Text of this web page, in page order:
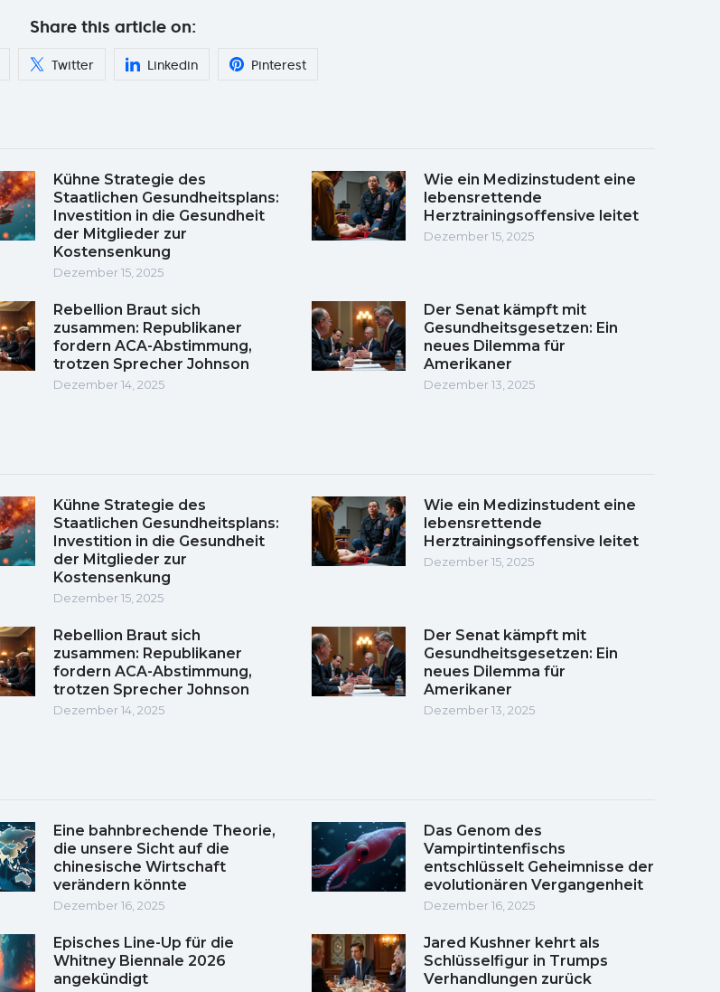
Share this article on:
Twitter Linkedin Pinterest
Kühne Strategie des
Staatlichen Gesundheitsplans:
Investition in die Gesundheit
der Mitglieder zur
Kostensenkung
Dezember 15, 2025
Wie ein Medizinstudent eine
lebensrettende
Herztrainingsoffensive leitet
Dezember 15, 2025
Rebellion Braut sich
zusammen: Republikaner
fordern ACA-Abstimmung,
trotzen Sprecher Johnson
Dezember 14, 2025
Der Senat kämpft mit
Gesundheitsgesetzen: Ein
neues Dilemma für
Amerikaner
Dezember 13, 2025
Kühne Strategie des
Staatlichen Gesundheitsplans:
Investition in die Gesundheit
der Mitglieder zur
Kostensenkung
Dezember 15, 2025
Wie ein Medizinstudent eine
lebensrettende
Herztrainingsoffensive leitet
Dezember 15, 2025
Rebellion Braut sich
zusammen: Republikaner
fordern ACA-Abstimmung,
trotzen Sprecher Johnson
Dezember 14, 2025
Der Senat kämpft mit
Gesundheitsgesetzen: Ein
neues Dilemma für
Amerikaner
Dezember 13, 2025
Eine bahnbrechende Theorie,
die unsere Sicht auf die
chinesische Wirtschaft
verändern könnte
Dezember 16, 2025
Das Genom des
Vampirtintenfischs
entschlüsselt Geheimnisse der
evolutionären Vergangenheit
Dezember 16, 2025
Episches Line-Up für die
Whitney Biennale 2026
angekündigt
Jared Kushner kehrt als
Schlüsselfigur in Trumps
Verhandlungen zurück